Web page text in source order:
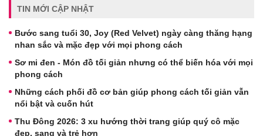
TIN MỚI CẬP NHẬT
Bước sang tuổi 30, Joy (Red Velvet) ngày càng thăng hạng
nhan sắc và mặc đẹp với mọi phong cách
Sơ mi đen - Món đồ tối giản nhưng có thể biến hóa với mọi
phong cách
Những cách phối đồ cơ bản giúp phong cách tối giản vẫn
nổi bật và cuốn hút
Thu Đông 2026: 3 xu hướng thời trang giúp quý cô mặc
đẹp, sang và trẻ hơn